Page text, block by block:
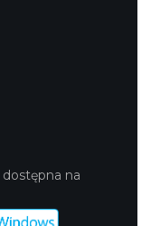
dostępna na